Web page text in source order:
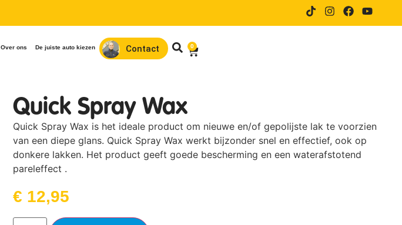
14 dagen proefrijden bij
Over ons De juiste auto kiezen Contact 0
Quick Spray Wax
Quick Spray Wax is het ideale product om nieuwe en/of gepolijste lak te voorzien
van een diepe glans. Quick Spray Wax werkt bijzonder snel en effectief, ook op
donkere lakken. Het product geeft goede bescherming en een waterafstotend
pareleffect .
€ 12,95